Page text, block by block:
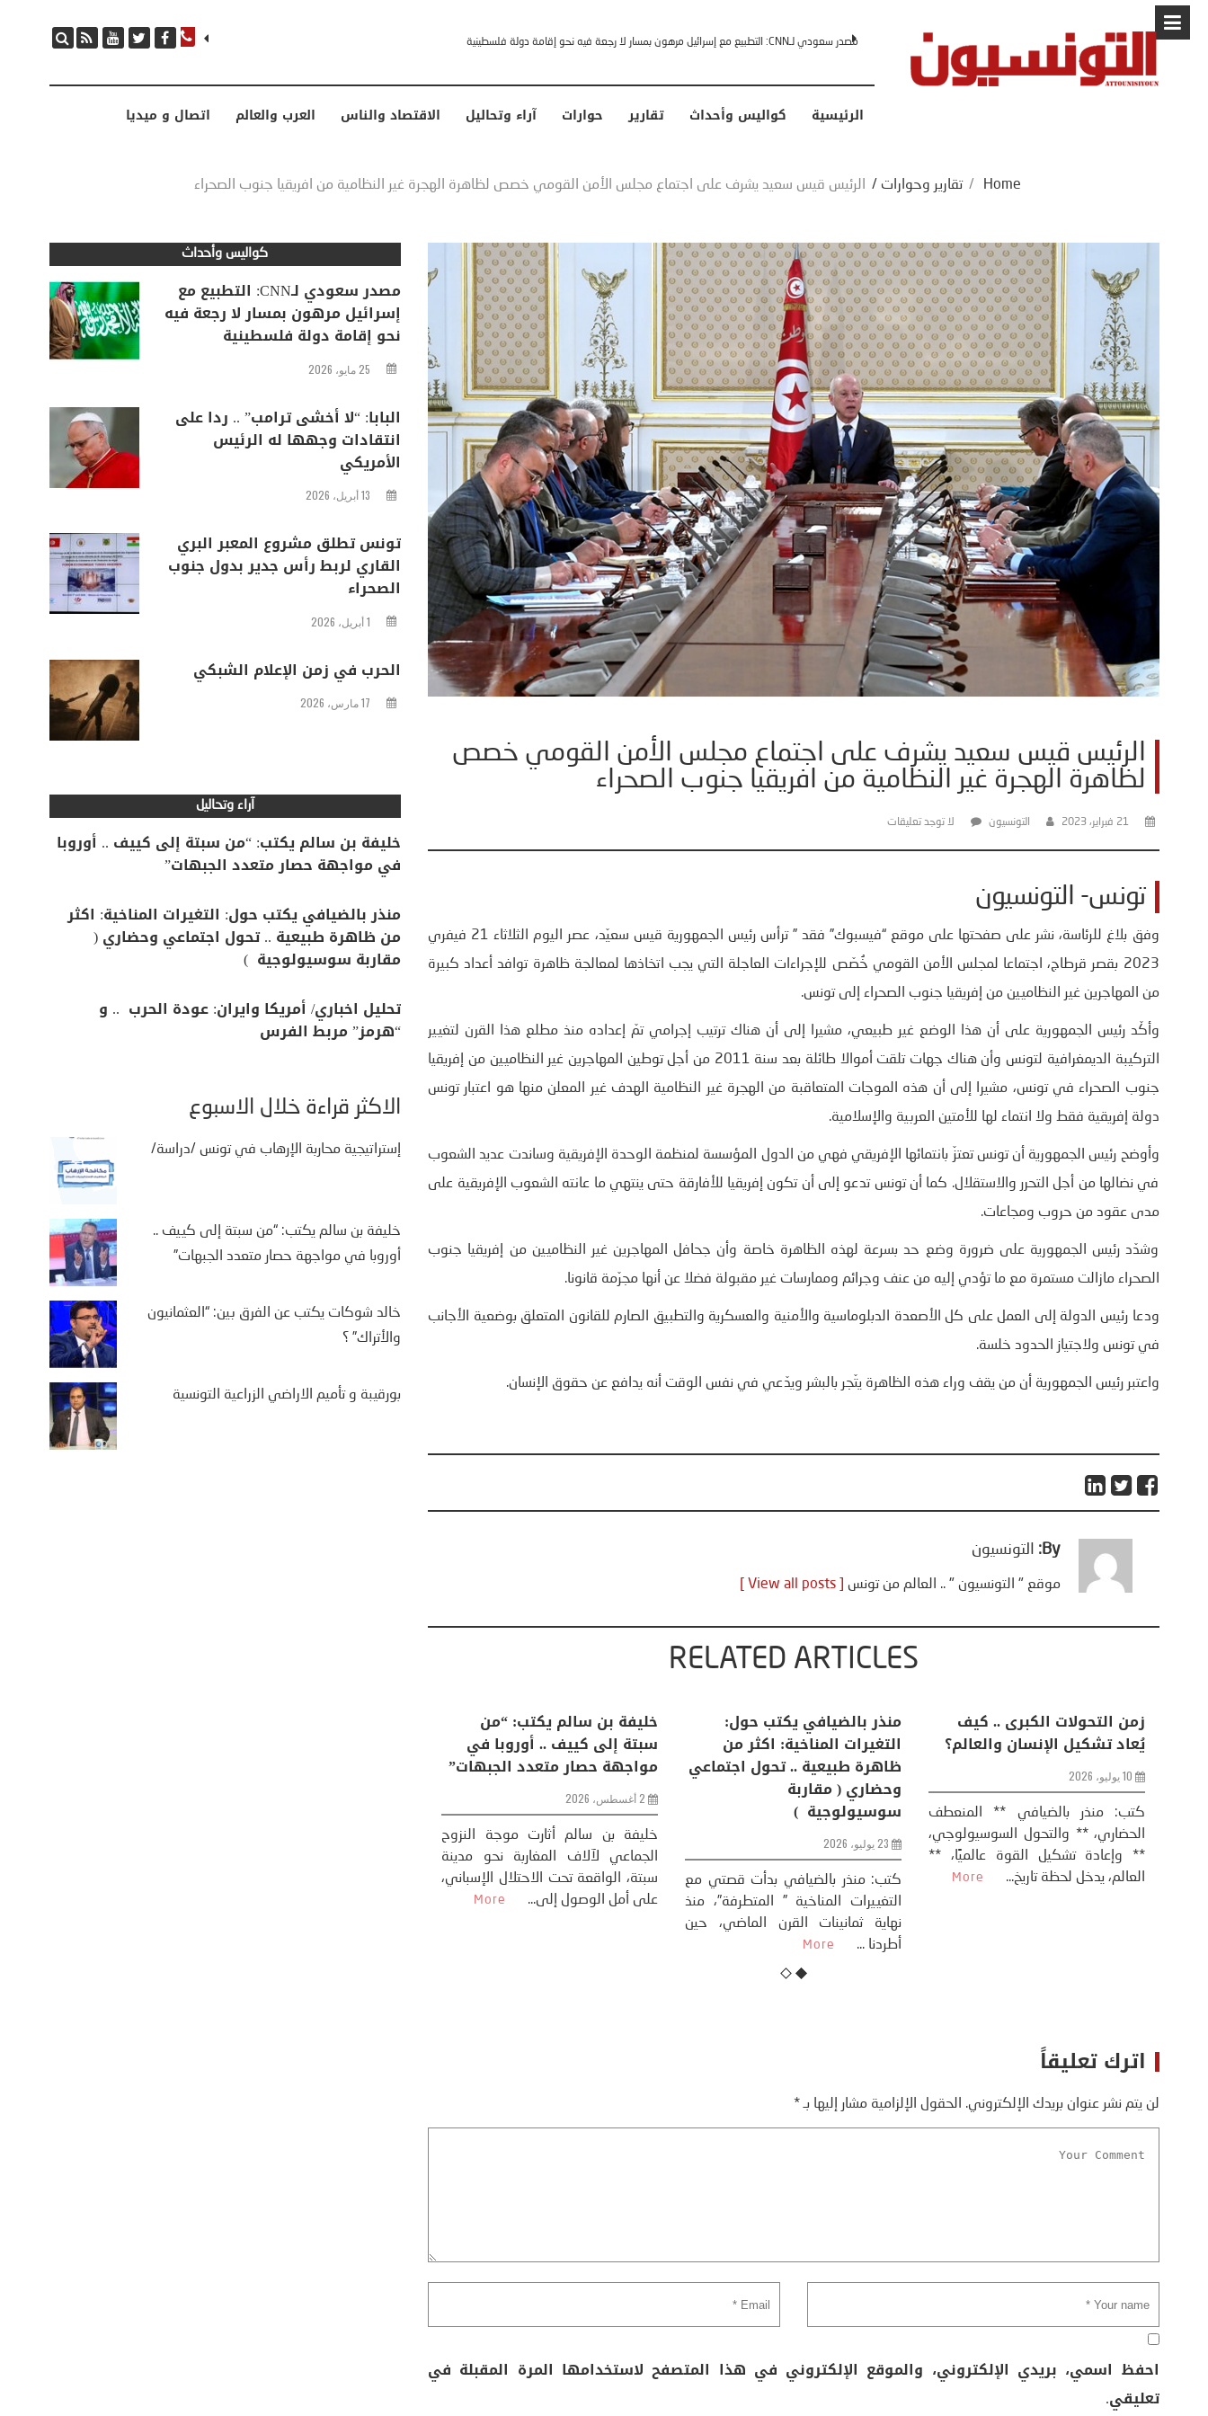
مصدر سعودي لـCNN: التطبيع مع إسرائيل مرهون بمسار لا رجعة فيه نحو إقامة دولة فلسطينية البابا: “لا أخشى ترامب” .. ردا على انتقادات وجهها له الرئيس الأمريكي
الرئيسية كواليس وأحداث تقارير حوارات آراء وتحاليل الاقتصاد والناس العرب والعالم اتصال و ميديا
Home
/ تقارير وحوارات / الرئيس قيس سعيد يشرف على اجتماع مجلس الأمن القومي خصص لظاهرة الهجرة غير النظامية من افريقيا جنوب الصحراء
الرئيس قيس سعيد يشرف على اجتماع مجلس الأمن القومي خصص
لظاهرة الهجرة غير النظامية من افريقيا جنوب الصحراء
21 فبراير، 2023 التونسيون لا توجد تعليقات
تونس- التونسيون
وفق بلاغ للرئاسة، نشر على صفحتها على موقع “فيسبوك” فقد ” ترأس رئيس الجمهورية قيس سعيّد، عصر اليوم الثلاثاء 21 فيفري
2023 بقصر قرطاج، اجتماعا لمجلس الأمن القومي خُصّص للإجراءات العاجلة التي يجب اتخاذها لمعالجة ظاهرة توافد أعداد كبيرة
من المهاجرين غير النظاميين من إفريقيا جنوب الصحراء إلى تونس.
وأكّد رئيس الجمهورية على أن هذا الوضع غير طبيعي، مشيرا إلى أن هناك ترتيب إجرامي تمّ إعداده منذ مطلع هذا القرن لتغيير
التركيبة الديمغرافية لتونس وأن هناك جهات تلقت أموالا طائلة بعد سنة 2011 من أجل توطين المهاجرين غير النظاميين من إفريقيا
جنوب الصحراء في تونس، مشيرا إلى أن هذه الموجات المتعاقبة من الهجرة غير النظامية الهدف غير المعلن منها هو اعتبار تونس
دولة إفريقية فقط ولا انتماء لها للأمتين العربية والإسلامية.
وأوضح رئيس الجمهورية أن تونس تعتزّ بانتمائها الإفريقي فهي من الدول المؤسسة لمنظمة الوحدة الإفريقية وساندت عديد الشعوب
في نضالها من أجل التحرر والاستقلال. كما أن تونس تدعو إلى أن تكون إفريقيا للأفارقة حتى ينتهي ما عانته الشعوب الإفريقية على
مدى عقود من حروب ومجاعات.
وشدّد رئيس الجمهورية على ضرورة وضع حد بسرعة لهذه الظاهرة خاصة وأن جحافل المهاجرين غير النظاميين من إفريقيا جنوب
الصحراء مازالت مستمرة مع ما تؤدي إليه من عنف وجرائم وممارسات غير مقبولة فضلا عن أنها مجرّمة قانونا.
ودعا رئيس الدولة إلى العمل على كل الأصعدة الدبلوماسية والأمنية والعسكرية والتطبيق الصارم للقانون المتعلق بوضعية الأجانب
في تونس ولاجتياز الحدود خلسة.
واعتبر رئيس الجمهورية أن من يقف وراء هذه الظاهرة يتّجر بالبشر ويدّعي في نفس الوقت أنه يدافع عن حقوق الإنسان.
By: التونسيون
موقع " التونسيون " .. العالم من تونس [ View all posts ]
RELATED ARTICLES
منذر بالضيافي يكتب حول:
التغيرات المناخية: اكثر من
ظاهرة طبيعية .. تحول اجتماعي
وحضاري ( مقاربة
سوسيولوجية )
23 يوليو، 2026
كتب: منذر بالضيافي بدأت قصتي مع
التغييرات المناخية ” المتطرفة”، منذ
زمن التحولات الكبرى .. كيف
يُعاد تشكيل الإنسان والعالم؟
10 يوليو، 2026
كتب: منذر بالضيافي ** المنعطف
الحضاري، ** والتحول السوسيولوجي،
** وإعادة تشكيل القوة عالميًا، **
العالم، يدخل لحظة تاريخ...
More
تحليل اخباري/ أمريكا وايران:
عودة الحرب .. و “هرمز” مربط
الفرس
8 يوليو، 2026
تحليل – منذر بالضيافي عاد الرئيس
الأمريكي دونالد ترامب إلى قصف
ايران، وذلك ردا على ما اعتبره الرئيس
اترك تعليقاً
لن يتم نشر عنوان بريدك الإلكتروني. الحقول الإلزامية مشار إليها بـ*
احفظ اسمي، بريدي الإلكتروني، والموقع الإلكتروني في هذا المتصفح لاستخدامها المرة المقبلة في
تعليقي.
كواليس وأحداث
مصدر سعودي لـCNN: التطبيع مع
إسرائيل مرهون بمسار لا رجعة فيه
نحو إقامة دولة فلسطينية
25 مايو، 2026
البابا: “لا أخشى ترامب” .. ردا على
انتقادات وجهها له الرئيس
الأمريكي
13 أبريل، 2026
تونس تطلق مشروع المعبر البري
القاري لربط رأس جدير بدول جنوب
الصحراء
1 أبريل، 2026
الحرب في زمن الإعلام الشبكي
17 مارس، 2026
آراء وتحاليل
خليفة بن سالم يكتب: “من سبتة إلى كييف .. أوروبا
في مواجهة حصار متعدد الجبهات”
منذر بالضيافي يكتب حول: التغيرات المناخية: اكثر
من ظاهرة طبيعية .. تحول اجتماعي وحضاري (
مقاربة سوسيولوجية )
تحليل اخباري/ أمريكا وايران: عودة الحرب .. و
“هرمز” مربط الفرس
الأكثر قراءة خلال الأسبوع
إستراتيجية محاربة الإرهاب في تونس /دراسة/
خليفة بن سالم يكتب: “من سبتة إلى كييف ..
أوروبا في مواجهة حصار متعدد الجبهات”
خالد شوكات يكتب عن الفرق بين: “العثمانيون
والأتراك” ؟
بورقيبة و تأميم الاراضي الزراعية التونسية